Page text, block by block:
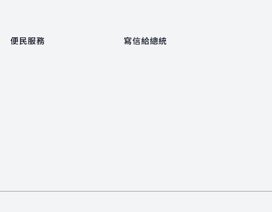
便民服務 寫信給總統